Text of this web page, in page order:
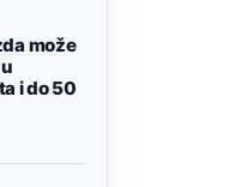
može
i do 50